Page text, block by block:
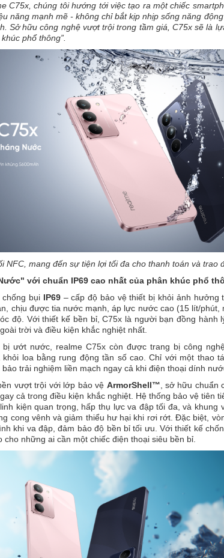
C75x, chúng tôi hướng tới việc tạo ra một chiếc
năng mạnh mẽ - không chỉ bắt kịp nhịp sống năng
Sở hữu công nghệ vượt trội trong tầm giá, C75x sẽ là
phổ thông”.
NFC, mang đến sự tiện lợi tối đa cho thanh toán và trao
với chuẩn IP69 cao nhất của phân khúc phổ
bụi IP69– cấp độ bảo vệ thiết bị khỏi ảnh hưởng
chịu được tia nước mạnh, áp lực nước cao (15 lít/phút,
độ. Với thiết kế bền bỉ, C75x là người bạn đồng hành
trời và điều kiện khắc nghiệt nhất.
ướt nước, realme C75x còn được trang bị công
loa bằng rung động tần số cao. Chỉ với một thao
trải nghiệm liền mạch ngay cả khi điện thoại dính
vượt trội với lớp bảo vệ ArmorShell™ , sở hữu chuẩn
cả trong điều kiện khắc nghiệt. Hệ thống bảo vệ tiên
kiện quan trọng, hấp thụ lực va đập tối đa, và khung
cong vênh và giảm thiểu hư hại khi rơi rớt. Đặc biệt,
khi va đập, đảm bảo độ bền bỉ tối ưu. Với thiết kế
những ai cần một chiếc điện thoại siêu bền bỉ.